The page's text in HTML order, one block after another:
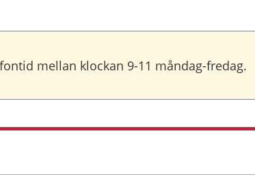
mellan klockan 9-11 måndag-fredag.